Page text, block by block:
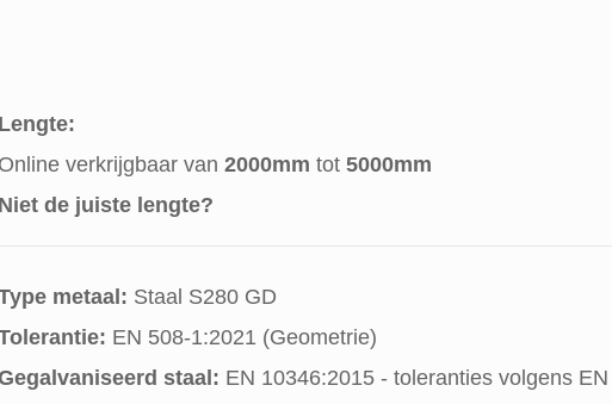
Lengte:
Online verkrijgbaar van 2000mm tot 5000mm
Niet de juiste lengte?
metaal: Staal S280 GD
EN 508-1:2021 (Geometrie)
staal: EN 10346:2015 - toleranties volgens